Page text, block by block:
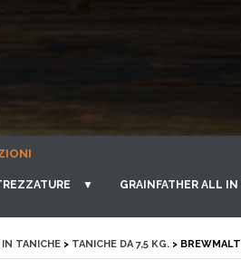
▼ GRAINFATHER ALL IN
TANICHE > TANICHE DA 7,5 KG. >